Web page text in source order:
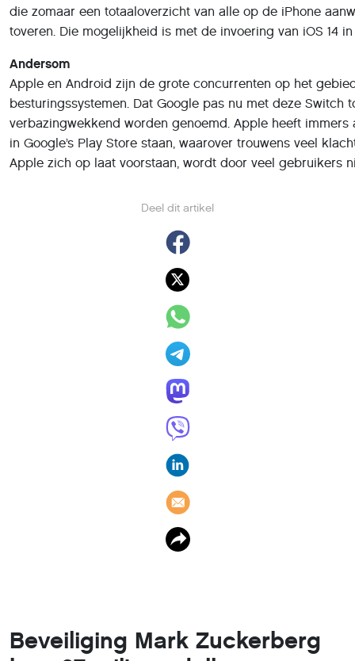
Deel dit artikel
die zomaar een totaaloverzicht van alle op de iPhone
toveren. Die mogelijkheid is met de invoering van iOS 14
Andersom
Apple en Android zijn de grote concurrenten op het
besturingssystemen. Dat Google pas nu met deze Switch
verbazingwekkend worden genoemd. Apple heeft
in Google’s Play Store staan, waarover trouwens veel
Apple zich op laat voorstaan, wordt door veel gebruikers
Beveiliging Mark Zuckerberg